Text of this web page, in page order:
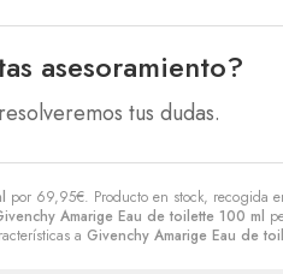
por 69,95€. Producto en stock, recogida
Amarige Eau de toilette 100 ml
a Givenchy Amarige Eau de
asesoramiento?
tus dudas.